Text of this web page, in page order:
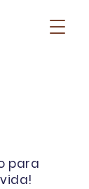
para